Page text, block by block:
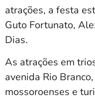
atrações, a festa
Guto Fortunato,
Dias.
As atrações em
avenida Rio
mossoroenses e